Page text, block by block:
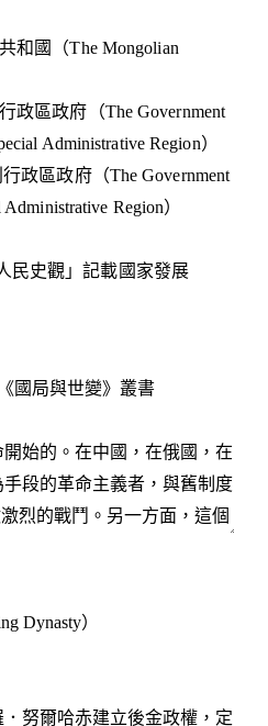
和國（The Mongolian
區政府（The Government
Administrative Region）
政區政府（The Government
Region）
史觀」記載國家發展